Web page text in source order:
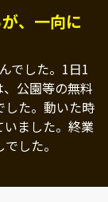
、一向に
でした。1日1
公園等の無料
した。動いた時
ました。終業
した。